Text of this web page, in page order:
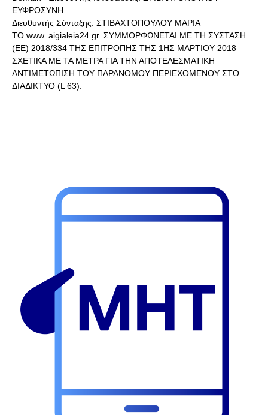
ΕΥΦΡΟΣΥΝΗ
Διευθυντής Σύνταξης: ΣΤΙΒΑΧΤΟΠΟΥΛΟΥ ΜΑΡΙΑ
ΤΟ www..aigialeia24.gr. ΣΥΜΜΟΡΦΩΝΕΤΑΙ ΜΕ ΤΗ ΣΥΣΤΑΣΗ
(ΕΕ) 2018/334 ΤΗΣ ΕΠΙΤΡΟΠΗΣ ΤΗΣ 1ΗΣ ΜΑΡΤΙΟΥ 2018
ΣΧΕΤΙΚΑ ΜΕ ΤΑ ΜΕΤΡΑ ΓΙΑ ΤΗΝ ΑΠΟΤΕΛΕΣΜΑΤΙΚΗ
ΑΝΤΙΜΕΤΩΠΙΣΗ ΤΟΥ ΠΑΡΑΝΟΜΟΥ ΠΕΡΙΕΧΟΜΕΝΟΥ ΣΤΟ
ΔΙΑΔΙΚΤΥΟ (L 63).